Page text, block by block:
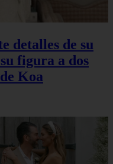
detalles de su
figura a dos
Koa